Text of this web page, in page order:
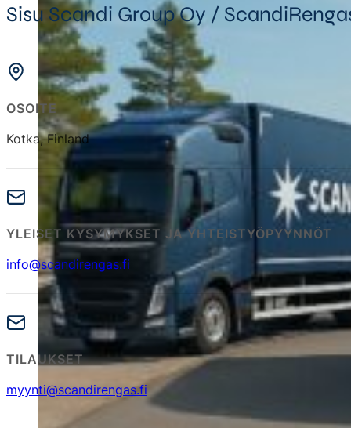
Sisu Scandi Group Oy /
OSOITE
Kotka, Finland
YLEISET KYSYMYKSET JA YHTEISTYÖPYYNNÖT
info@scandirengas.fi
TILAUKSET
myynti@scandirengas.fi